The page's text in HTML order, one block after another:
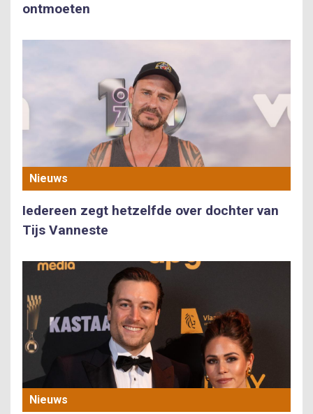
ontmoeten
Nieuws
Iedereen zegt hetzelfde over dochter van
Tijs Vanneste
Nieuws